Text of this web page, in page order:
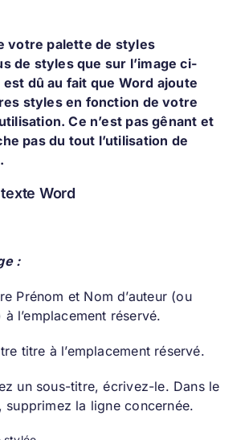
votre palette de styles
de styles que sur l’image ci-
dû au fait que Word ajoute
styles en fonction de votre
Ce n’est pas gênant et
pas du tout l’utilisation de
Word
:
Prénom et Nom d’auteur (ou
l’emplacement réservé.
titre à l’emplacement réservé.
un sous-titre, écrivez-le. Dans le
supprimez la ligne concernée.